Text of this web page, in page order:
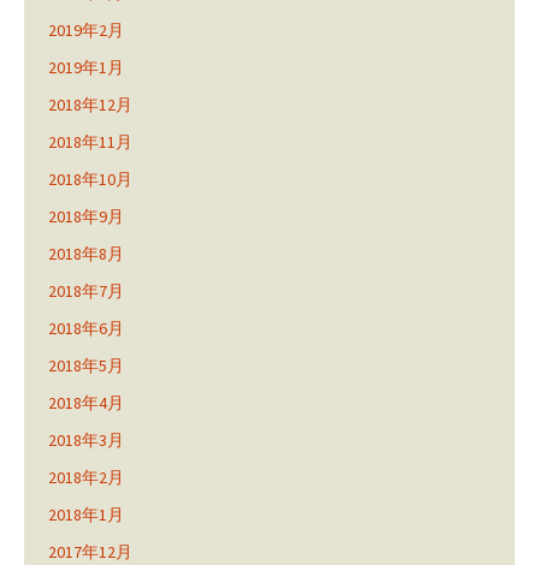
2019年2月
2019年1月
2018年12月
2018年11月
2018年10月
2018年9月
2018年8月
2018年7月
2018年6月
2018年5月
2018年4月
2018年3月
2018年2月
2018年1月
2017年12月